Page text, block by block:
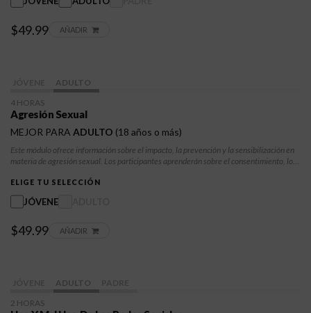
apoyan un camino compasivo y sostenible hacia la recuperación y el bienestar.
$49.99 AÑADIR
ADULTO
4 HORAS
Agresión Sexual
MEJOR PARA ADULTO (18 años o más)
Este módulo ofrece información sobre el impacto, la prevención y la sensibilización en
materia de agresión sexual. Los participantes aprenderán sobre el consentimiento, los
seguridad, la recuperación y la toma de decisiones informadas.
ELIGE TU SELECCIÓN
JÓVENE
$49.99 AÑADIR
ADULTO
2 HORAS